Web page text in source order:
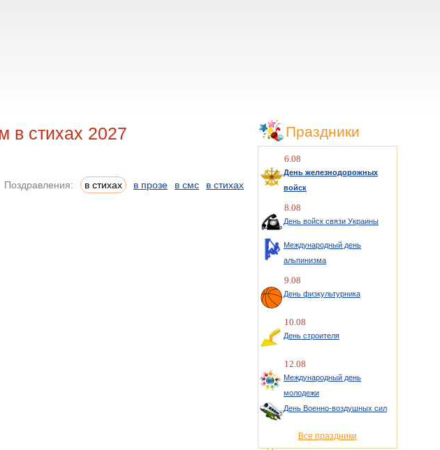
в стихах 2027
Поздравления: в стихах в прозе в смс в стихах
Праздники
6.08
День железнодорожных
войск
8.08
День войск связи Украины
Международный день
альпинизма
9.08
День физкультурника
10.08
День строителя
12.08
Международный день
молодежи
День Военно-воздушных сил
Все праздники